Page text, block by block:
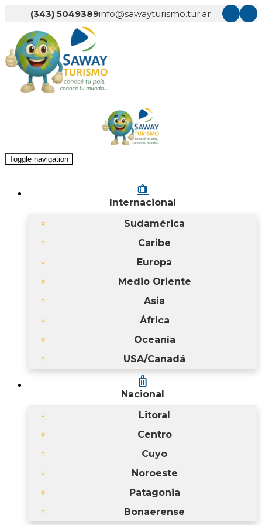
(343) 5049389info@sawayturismo.tur.ar
Toggle navigation
checked_bag
Internacional
Sudamérica
Caribe
Europa
Medio Oriente
Asia
África
Oceanía
USA/Canadá
luggage
Nacional
Litoral
Centro
Cuyo
Noroeste
Patagonia
Bonaerense